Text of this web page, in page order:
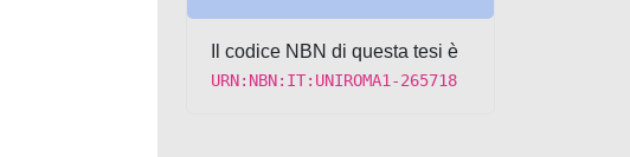
Il codice NBN di questa tesi è
URN:NBN:IT:UNIROMA1-265718